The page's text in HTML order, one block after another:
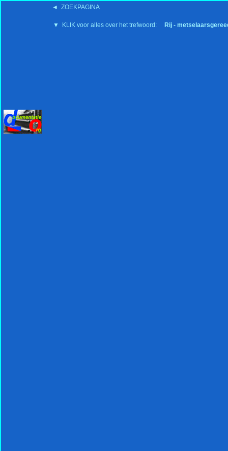
◄ ZOEKPAGINA
▼ KLIK voor alles over het trefwoord: Rij -
'15:19 19-2-2008